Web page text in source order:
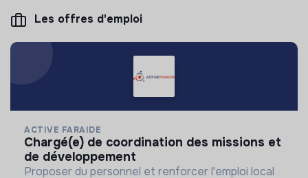
Les offres d'emploi
ACTIVE FARAIDE
chargé(e) de coordination des missions et
de développement
Proposer du personnel et renforcer l'emploi local